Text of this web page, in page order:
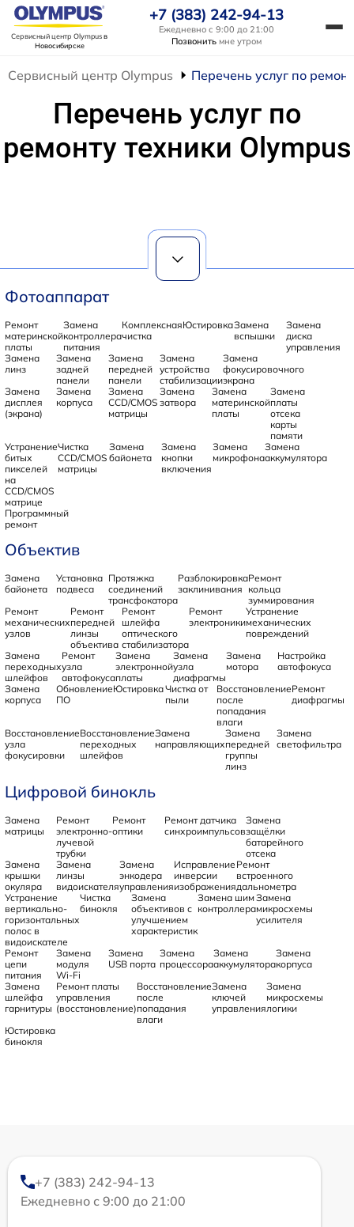
Сервисный центр Olympusв
Новосибирске
+7 (383) 242-94-13
Ежедневно с 9:00 до 21:00
Позвонить мне утром
Сервисный центр Olympus Перечень услуг по
Перечень услуг по
ремонту техники Olympus
Фотоаппарат
Ремонт
материнской
платы
Замена
контроллера
питания
Комплексная
чистка
ЮстировкаЗамена
вспышки
Замена
диска
управления
Замена
линз
Замена
задней
панели
Замена
передней
панели
Замена
устройства
стабилизации
Замена
фокусировочного
экрана
Замена
дисплея
(экрана)
Замена
корпуса
Замена
CCD/CMOS
матрицы
Замена
затвора
Замена
материнской
платы
Замена
платы
отсека
карты
памяти
Устранение
битых
пикселей
на
CCD/CMOS
матрице
Чистка
CCD/CMOS
матрицы
Замена
байонета
Замена
кнопки
включения
Замена
микрофона
Замена
аккумулятора
Программный
ремонт
Объектив
Замена
байонета
Установка
подвеса
Протяжка
соединений
трансфокатора
Разблокировка
заклинивания
Ремонт
кольца
зуммирования
Ремонт
механических
узлов
Ремонт
передней
линзы
объектива
Ремонт
шлейфа
оптического
стабилизатора
Ремонт
электроники
Устранение
механических
повреждений
Замена
переходных
шлейфов
Ремонт
узла
автофокуса
Замена
электронной
платы
Замена
узла
диафрагмы
Замена
мотора
Настройка
автофокуса
Замена
корпуса
Обновление
ПО
ЮстировкаЧистка от
пыли
Восстановление
после
попадания
влаги
Ремонт
диафрагмы
Восстановление
узла
фокусировки
Восстановление
переходных
шлейфов
Замена
направляющих
Замена
передней
группы
линз
Замена
светофильтра
Цифровой бинокль
Замена
матрицы
Ремонт
электронно-
лучевой
трубки
Ремонт
оптики
Ремонт датчика
синхроимпульсов
Замена
защёлки
батарейного
отсека
Замена
крышки
окуляра
Замена
линзы
видоискателя
Замена
энкодера
управления
Исправление
инверсии
изображения
Ремонт
встроенного
дальнометра
Устранение
вертикально-
горизонтальных
полос в
видоискателе
Чистка
бинокля
Замена
объективов с
улучшением
характеристик
Замена шим
контроллера
Замена
микросхемы
усилителя
Ремонт
цепи
питания
Замена
модуля
Wi-Fi
Замена
USB порта
Замена
процессора
Замена
аккумулятора
Замена
корпуса
Замена
шлейфа
гарнитуры
Ремонт платы
управления
(восстановление)
Восстановление
после
попадания
влаги
Замена
ключей
управления
Замена
микросхемы
логики
Юстировка
бинокля
+7 (383) 242-94-13
Ежедневно с 9:00 до 21:00